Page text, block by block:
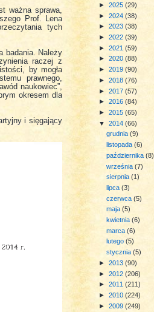
► 2025 (29)
► 2024 (38)
► 2023 (38)
► 2022 (39)
► 2021 (59)
► 2020 (88)
► 2019 (90)
► 2018 (76)
► 2017 (57)
► 2016 (84)
► 2015 (65)
▼ 2014 (66)
grudnia(9)
listopada(6)
października(8)
września(7)
sierpnia(1)
lipca(3)
czerwca(5)
maja(5)
kwietnia(6)
marca(6)
lutego(5)
stycznia(5)
► 2013 (90)
► 2012 (206)
► 2011 (211)
► 2010 (224)
► 2009 (249)
ważna sprawa,
Prof. Lena
tych
badania. Należy
raczej z
by mogła
prawnego,
naukowiec”,
okresem dla
i sięgający